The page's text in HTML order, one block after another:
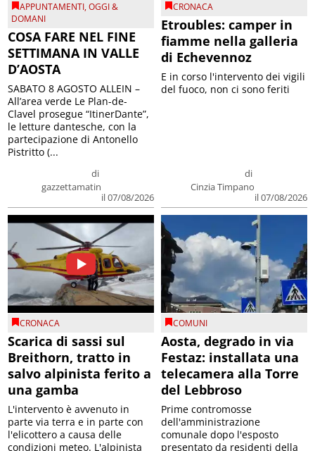
APPUNTAMENTI,OGGI &
DOMANI
COSA FARE NEL FINE
SETTIMANA IN VALLE
D’AOSTA
di
gazzettamatin
il 07/08/2026
SABATO 8 AGOSTO ALLEIN –
All’area verde Le Plan-de-
Clavel prosegue “ItinerDante”,
le letture dantesche, con la
partecipazione di Antonello
Pistritto (...
CRONACA
Etroubles: camper in
fiamme nella galleria
di Echevennoz
di
Cinzia Timpano
il 07/08/2026
E in corso l'intervento dei vigili
del fuoco, non ci sono feriti
CRONACA
Scarica di sassi sul
Breithorn, tratto in
salvo alpinista ferito a
una gamba
L'intervento è avvenuto in
parte via terra e in parte con
l'elicottero a causa delle
condizioni meteo. L'alpinista
COMUNI
Aosta, degrado in via
Festaz: installata una
telecamera alla Torre
del Lebbroso
Prime contromosse
dell'amministrazione
comunale dopo l'esposto
presentato da residenti della